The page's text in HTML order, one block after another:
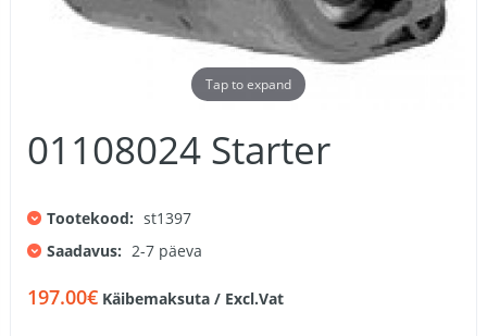
Tap to expand
01108024 Starter
Tootekood: st1397
Saadavus: 2-7 päeva
197.00€ Käibemaksuta / Excl.Vat